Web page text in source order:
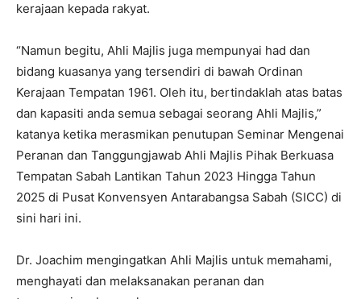
kerajaan kepada rakyat.
“Namun begitu, Ahli Majlis juga mempunyai had dan
bidang kuasanya yang tersendiri di bawah Ordinan
Kerajaan Tempatan 1961. Oleh itu, bertindaklah atas batas
dan kapasiti anda semua sebagai seorang Ahli Majlis,”
katanya ketika merasmikan penutupan Seminar Mengenai
Peranan dan Tanggungjawab Ahli Majlis Pihak Berkuasa
Tempatan Sabah Lantikan Tahun 2023 Hingga Tahun
2025 di Pusat Konvensyen Antarabangsa Sabah (SICC) di
sini hari ini.
Dr. Joachim mengingatkan Ahli Majlis untuk memahami,
menghayati dan melaksanakan peranan dan